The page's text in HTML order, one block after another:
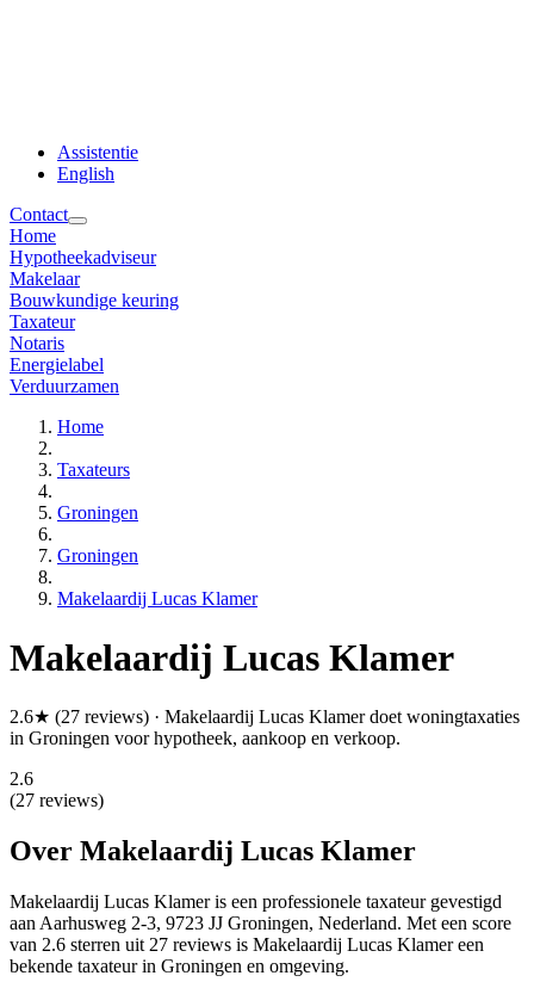
Assistentie
English
Contact
Home
Hypotheekadviseur
Makelaar
Bouwkundige keuring
Taxateur
Notaris
Energielabel
Verduurzamen
Home
Taxateurs
Groningen
Groningen
Makelaardij Lucas Klamer
Makelaardij Lucas Klamer
2.6★ (27 reviews) · Makelaardij Lucas Klamer doet woningtaxaties
in Groningen voor hypotheek, aankoop en verkoop.
2.6
(27 reviews)
Over Makelaardij Lucas Klamer
Makelaardij Lucas Klamer is een professionele taxateur gevestigd
aan Aarhusweg 2-3, 9723 JJ Groningen, Nederland. Met een score
van 2.6 sterren uit 27 reviews is Makelaardij Lucas Klamer een
bekende taxateur in Groningen en omgeving.